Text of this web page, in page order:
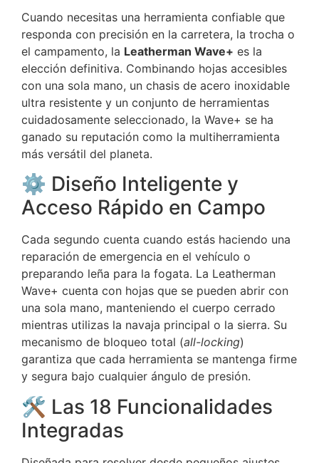
Cuando necesitas una herramienta confiable que
responda con precisión en la carretera, la trocha o
el campamento, la Leatherman Wave+ es la
elección definitiva. Combinando hojas accesibles
con una sola mano, un chasis de acero inoxidable
ultra resistente y un conjunto de herramientas
cuidadosamente seleccionado, la Wave+ se ha
ganado su reputación como la multiherramienta
más versátil del planeta.
⚙️ Diseño Inteligente y
Acceso Rápido en Campo
Cada segundo cuenta cuando estás haciendo una
reparación de emergencia en el vehículo o
preparando leña para la fogata. La Leatherman
Wave+ cuenta con hojas que se pueden abrir con
una sola mano, manteniendo el cuerpo cerrado
mientras utilizas la navaja principal o la sierra. Su
mecanismo de bloqueo total (all-locking)
garantiza que cada herramienta se mantenga firme
y segura bajo cualquier ángulo de presión.
🛠️ Las 18 Funcionalidades
Integradas